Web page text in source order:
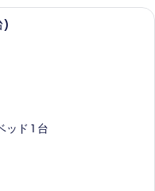
ンダード ルーム ベッド (複数台
)
ッド 1 台